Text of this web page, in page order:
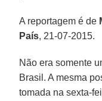
A reportagem é de
País, 21-07-2015.
Não era somente
Brasil. A mesma
tomada na sexta-